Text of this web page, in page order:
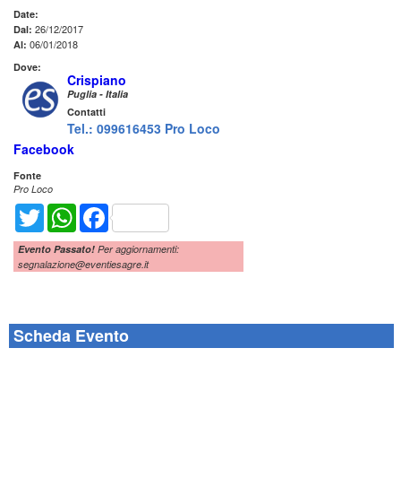
Date:
Dal: 26/12/2017
Al: 06/01/2018
Dove:
Crispiano
Puglia - Italia
Contatti
Tel.: 099616453 Pro Loco
Facebook
Fonte
Pro Loco
Twitter WhatsAppFacebook
Evento Passato! Per aggiornamenti:
segnalazione@eventiesagre.it
Scheda Evento